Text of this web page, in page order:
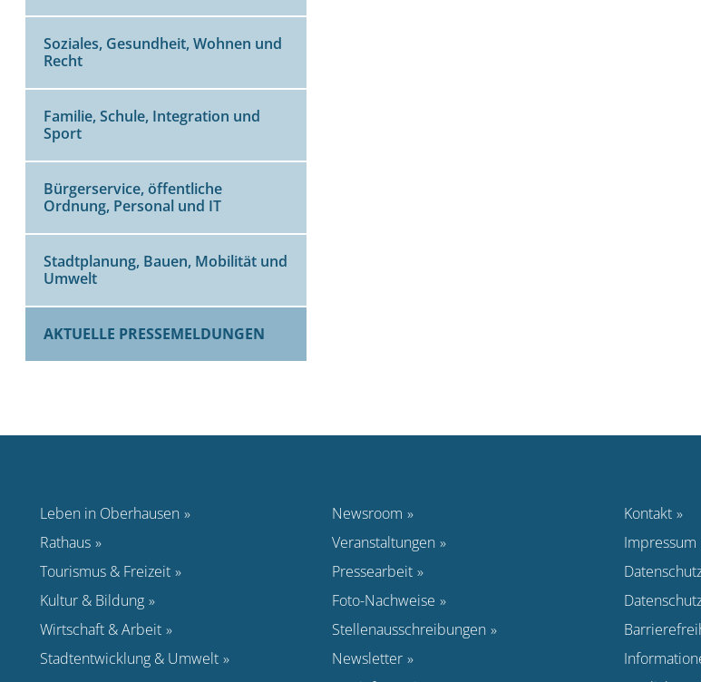
Soziales, Gesundheit, Wohnen und
Recht
Familie, Schule, Integration und
Sport
Bürgerservice, öffentliche
Ordnung, Personal und IT
Stadtplanung, Bauen, Mobilität und
Umwelt
AKTUELLE PRESSEMELDUNGEN
Leben in Oberhausen
Rathaus
Tourismus & Freizeit
Kultur & Bildung
Wirtschaft & Arbeit
Stadtentwicklung & Umwelt
Newsroom
Veranstaltungen
Pressearbeit
Foto-Nachweise
Stellenausschreibungen
Newsletter
Kontakt
Impressum